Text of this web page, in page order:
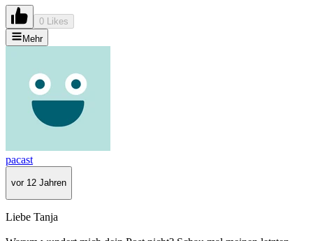
0 Likes
Mehr
pacast
vor 12 Jahren
Liebe Tanja